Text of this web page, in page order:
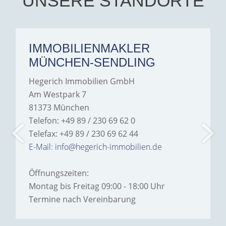
IMMOBILIENMAKLER
MÜNCHEN-SENDLING
Hegerich Immobilien GmbH
Am Westpark 7
81373 München
Telefon: +49 89 / 230 69 62 0
Telefax: +49 89 / 230 69 62 44
E-Mail: info@hegerich-immobilien.de
Öffnungszeiten:
Montag bis Freitag 09:00 - 18:00 Uhr
Termine nach Vereinbarung